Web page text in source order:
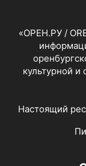
«ОРЕН.РУ /
культурной
Настоящий